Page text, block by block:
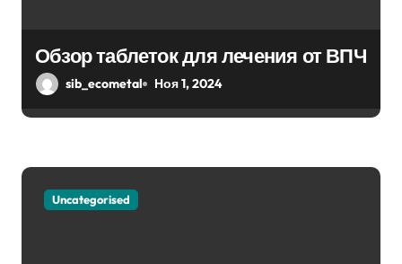
Обзор таблеток для лечения от ВПЧ
sib_ecometal Ноя 1, 2024
Uncategorised